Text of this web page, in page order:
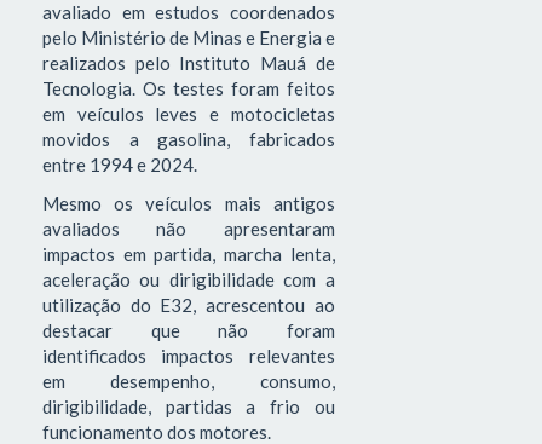
avaliado em estudos coordenados
pelo Ministério de Minas e Energia e
realizados pelo Instituto Mauá de
Tecnologia. Os testes foram feitos
em veículos leves e motocicletas
movidos a gasolina, fabricados
entre 1994 e 2024.
Mesmo os veículos mais antigos
avaliados não apresentaram
impactos em partida, marcha lenta,
aceleração ou dirigibilidade com a
utilização do E32, acrescentou ao
destacar que não foram
identificados impactos relevantes
em desempenho, consumo,
dirigibilidade, partidas a frio ou
funcionamento dos motores.